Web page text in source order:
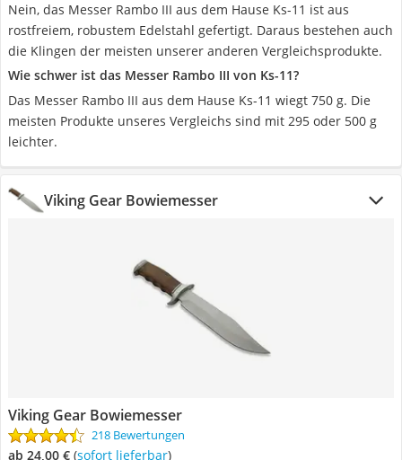
Nein, das Messer Rambo III aus dem Hause Ks-11 ist aus
rostfreiem, robustem Edelstahl gefertigt. Daraus bestehen auch
die Klingen der meisten unserer anderen Vergleichsprodukte.
Wie schwer ist das Messer Rambo III von Ks-11?
Das Messer Rambo III aus dem Hause Ks-11 wiegt 750 g. Die
meisten Produkte unseres Vergleichs sind mit 295 oder 500 g
leichter.
Viking Gear Bowiemesser
Viking Gear Bowiemesser
218 Bewertungen
ab 24,00 € ( Sofort lieferbar)